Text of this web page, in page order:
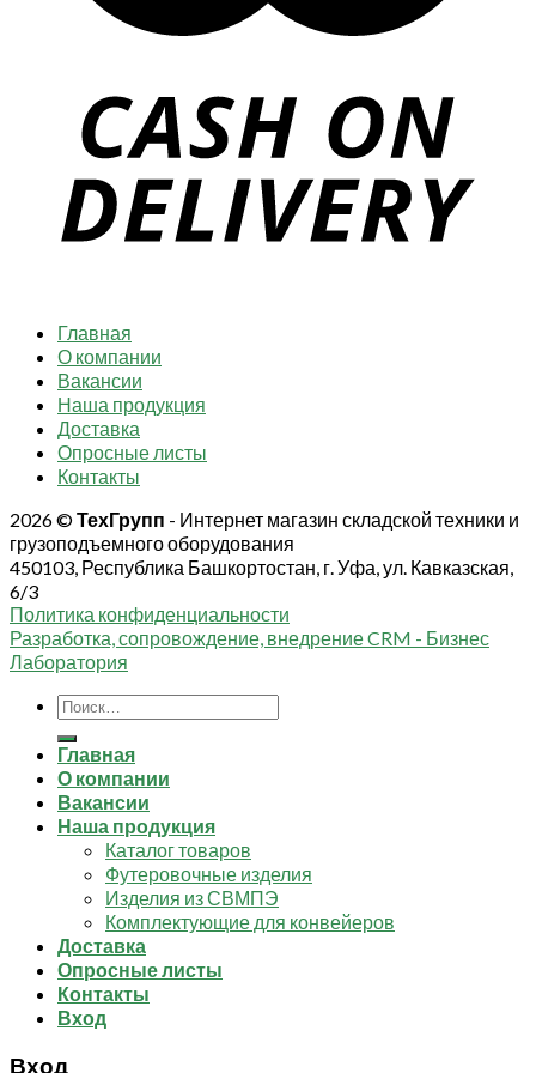
Главная
О компании
Вакансии
Наша продукция
Доставка
Опросные листы
Контакты
2026 ©ТехГрупп - Интернет магазин складской техники и
грузоподъемного оборудования
450103, Республика Башкортостан, г. Уфа, ул. Кавказская,
6/3
Политика конфиденциальности
Разработка, сопровождение, внедрение CRM - Бизнес
Лаборатория
Искать:
Главная
О компании
Вакансии
Наша продукция
Каталог товаров
Футеровочные изделия
Изделия из СВМПЭ
Комплектующие для конвейеров
Доставка
Опросные листы
Контакты
Вход
Вход